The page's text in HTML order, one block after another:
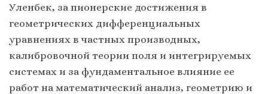
Уленбек, за пионерские достижения в
геометрических дифференциальных
уравнениях в частных производных,
калибровочной теории поля и интегрируемых
системах и за фундаментальное влияние ее
работ на математический анализ, геометрию и